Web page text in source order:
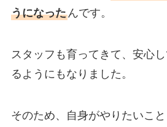
うになったんです。
スタッフも育ってきて、安心
るようにもなりました。
そのため、自身がやりたいこ